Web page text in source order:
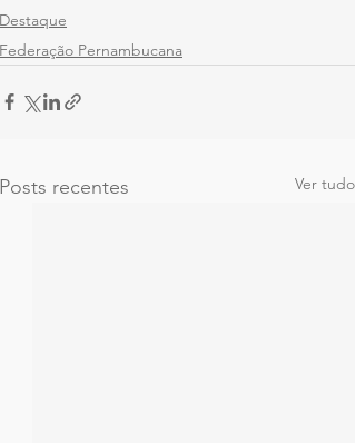
Destaque
Federação Pernambucana
Posts recentes Ver tudo